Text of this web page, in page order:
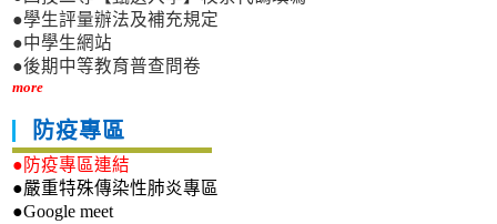
●學生評量辦法及補充規定
●中學生網站
●後期中等教育普查問卷
more
防疫專區
●防疫專區連結
●嚴重特殊傳染性肺炎專區
●Google meet